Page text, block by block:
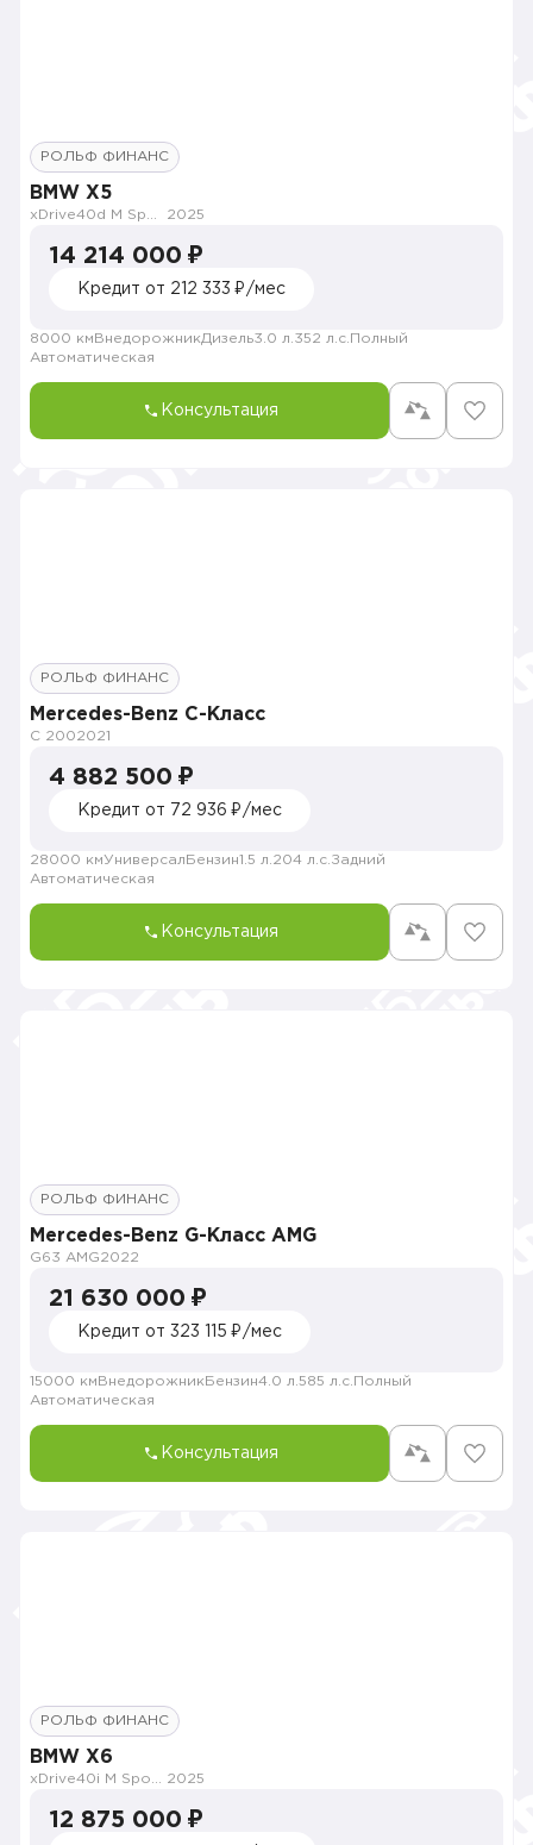
РОЛЬФ ФИНАНС
BMW X5
2025
14 214 000 ₽
Кредит от 212 333 ₽/мес
8000 км ВнедорожникДизель3.0 л. 352 л.с. Полный
Автоматическая
Консультация
РОЛЬФ ФИНАНС
Mercedes-Benz C-Класс
C 2002021
4 882 500 ₽
Кредит от 72 936 ₽/мес
28000 кмУниверсал Бензин1.5 л. 204 л.с. Задний
Автоматическая
Консультация
РОЛЬФ ФИНАНС
Mercedes-Benz G-Класс AMG
G63 AMG2022
21 630 000 ₽
Кредит от 323 115 ₽/мес
15000 км Внедорожник Бензин4.0 л. 585 л.с. Полный
Автоматическая
Консультация
РОЛЬФ ФИНАНС
BMW X6
2025
12 875 000 ₽